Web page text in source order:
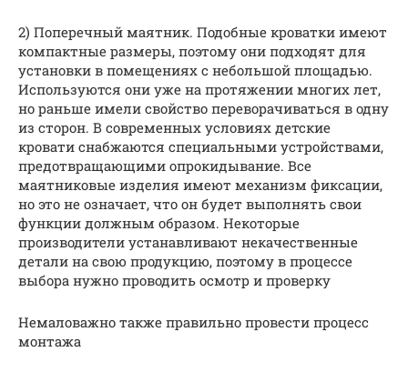
2) Поперечный маятник. Подобные кроватки имеют
компактные размеры, поэтому они подходят для
установки в помещениях с небольшой площадью.
Используются они уже на протяжении многих лет,
но раньше имели свойство переворачиваться в одну
из сторон. В современных условиях детские
кровати снабжаются специальными устройствами,
предотвращающими опрокидывание. Все
маятниковые изделия имеют механизм фиксации,
но это не означает, что он будет выполнять свои
функции должным образом. Некоторые
производители устанавливают некачественные
детали на свою продукцию, поэтому в процессе
выбора нужно проводить осмотр и проверку
Немаловажно также правильно провести процесс
монтажа